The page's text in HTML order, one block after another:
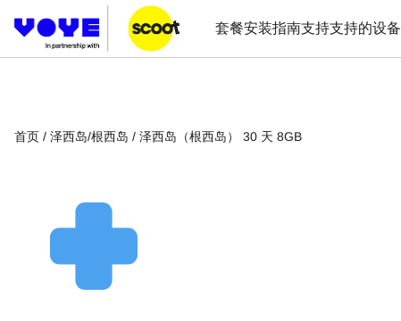
套餐安装指南支持支持的设备
首页 / 泽西岛/根西岛 / 泽西岛（根西岛） 30 天 8GB